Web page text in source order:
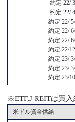
約定 22/
約定 22/
約定 22/
約定 22/
約定 22/
約定 22/
約定 23/
約定 23/
約定 23/
※ETF,J-REITは買
米ドル資金供給